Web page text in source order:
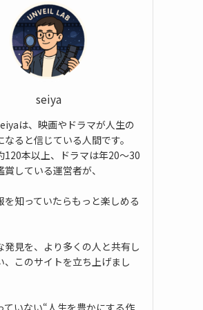
seiya
は、映画やドラマが人生の
なると信じている人間です。
120本以上、ドラマは年20〜30
している運営者が、
を知っていたらもっと楽しめる
見を、より多くの人と共有し
、このサイトを立ち上げまし
ていない“人生を豊かにする作